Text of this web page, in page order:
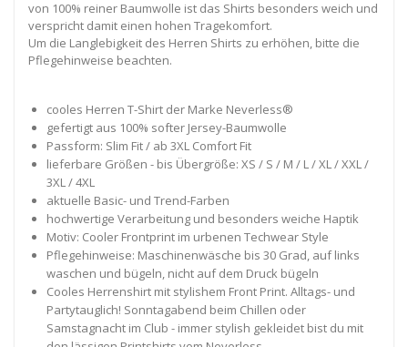
von 100% reiner Baumwolle ist das Shirts besonders weich und
verspricht damit einen hohen Tragekomfort.
Um die Langlebigkeit des Herren Shirts zu erhöhen, bitte die
Pflegehinweise beachten.
cooles Herren T-Shirt der Marke Neverless®
gefertigt aus 100% softer Jersey-Baumwolle
Passform: Slim Fit / ab 3XL Comfort Fit
lieferbare Größen - bis Übergröße: XS / S / M / L / XL / XXL /
3XL / 4XL
aktuelle Basic- und Trend-Farben
hochwertige Verarbeitung und besonders weiche Haptik
Motiv: Cooler Frontprint im urbenen Techwear Style
Pflegehinweise: Maschinenwäsche bis 30 Grad, auf links
waschen und bügeln, nicht auf dem Druck bügeln
Cooles Herrenshirt mit stylishem Front Print. Alltags- und
Partytauglich! Sonntagabend beim Chillen oder
Samstagnacht im Club - immer stylish gekleidet bist du mit